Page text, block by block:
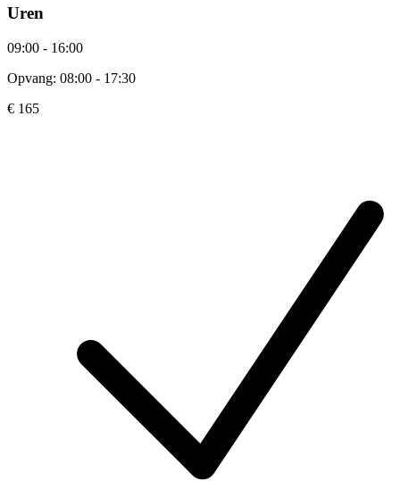
Uren
09:00 - 16:00
Opvang: 08:00 - 17:30
€ 165